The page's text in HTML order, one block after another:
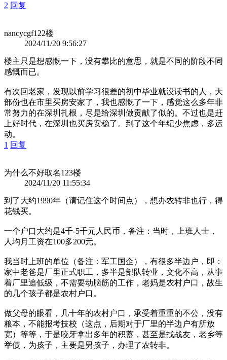
2 回复
nancycgf122楼
2024/11/20 9:56:27
楼主只是想感慨一下，没有攀比的意思，就是不同的阶段不同
感慨而已。
有次回老家，发现以前学习很差的初中毕业就没读书的人，大
部份也在市里买房安家了，我也感慨了一下，感觉这么多年非
常努力的在深圳扎根，尽是给深圳做贡献了似的。不过也是赶
上好时代，在深圳也买房安稳了。到了这个年纪少焦虑，多运
动。
1 回复
为什么不好取名123楼
2024/11/20 11:55:34
到了大约1990年（请记住这个时间点），想办农转非也行，得
花钱买。
一个户口大约是4千-5千元人民币，备注：当时，上班人士，
人均月工资在100多200元。
我当时上班的单位（备注：军工国企），有很多半边户，即：
家中老爸是厂里正式职工，多半是部队转业，文化不高，从事
着厂里追低级，不需要动脑筋的工作，老妈是农村户口，故生
的几个孩子都是农村户口。
做父母的眼看，几十年的农村户口，承受着重重的不公，没有
粮本，不能报考技校（这点，后期对于厂里的半边户有所放
宽）等等，于是咬牙拿出多年的积蓄，甚至是找战友，老乡等
举债，为孩子，主要是男孩子，办理了农转非。